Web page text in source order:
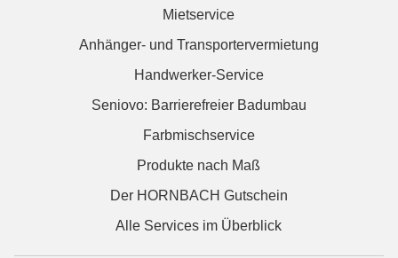
Mietservice
Anhänger- und Transportervermietung
Handwerker-Service
Seniovo: Barrierefreier Badumbau
Farbmischservice
Produkte nach Maß
Der HORNBACH Gutschein
Alle Services im Überblick